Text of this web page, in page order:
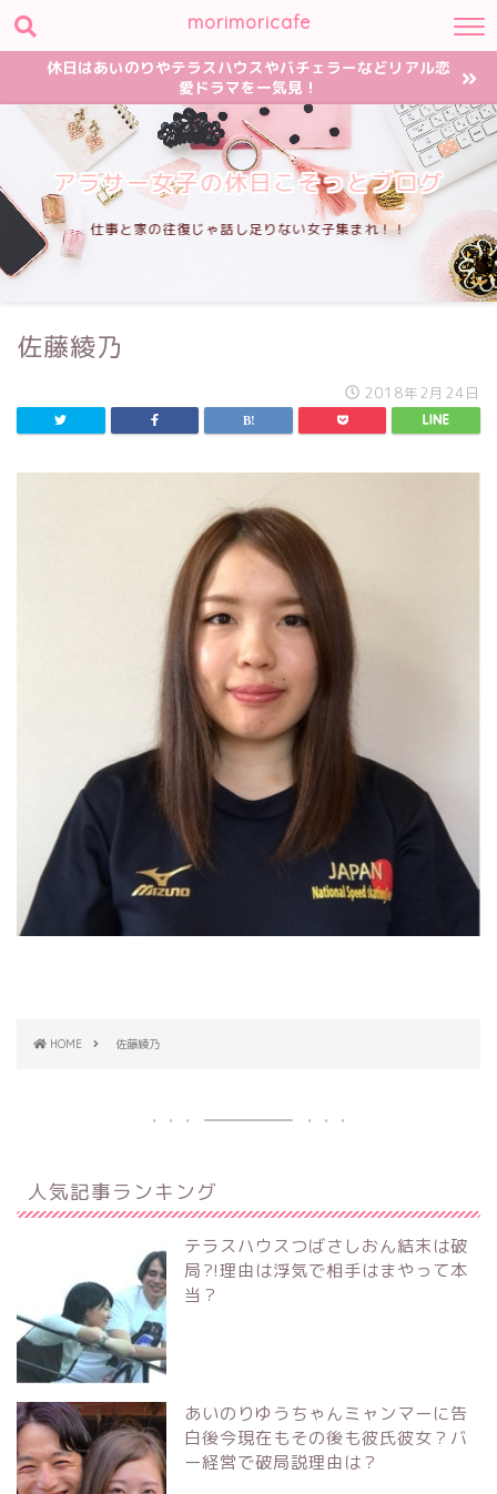
morimoricafe
休日はあいのりやテラスハウスやバチェラーなどリアル恋
愛ドラマを一気見！
アラサー女子の休日こそっとブログ
仕事と家の往復じゃ話し足りない女子集まれ！！
佐藤綾乃
2018年2月24日
HOME 佐藤綾乃
人気記事ランキング
テラスハウスつばさしおん結末は破
局?!理由は浮気で相手はまやって本
当？
あいのりゆうちゃんミャンマーに告
白後今現在もその後も彼氏彼女？バ
ー経営で破局説理由は？